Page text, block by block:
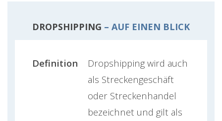
DROPSHIPPING – AUF EINEN BLICK
Definition
Dropshipping wird auch
als Streckengeschäft
oder Streckenhandel
bezeichnet und gilt als